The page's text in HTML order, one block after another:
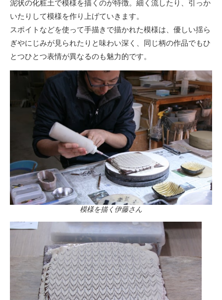
泥状の化粧土で模様を描くのが特徴。細く流したり、引っか
いたりして模様を作り上げていきます。
スポイトなどを使って手描きで描かれた模様は、優しい揺ら
ぎやにじみが見られたりと味わい深く、同じ柄の作品でもひ
とつひとつ表情が異なるのも魅力的です。
模様を描く伊藤さん